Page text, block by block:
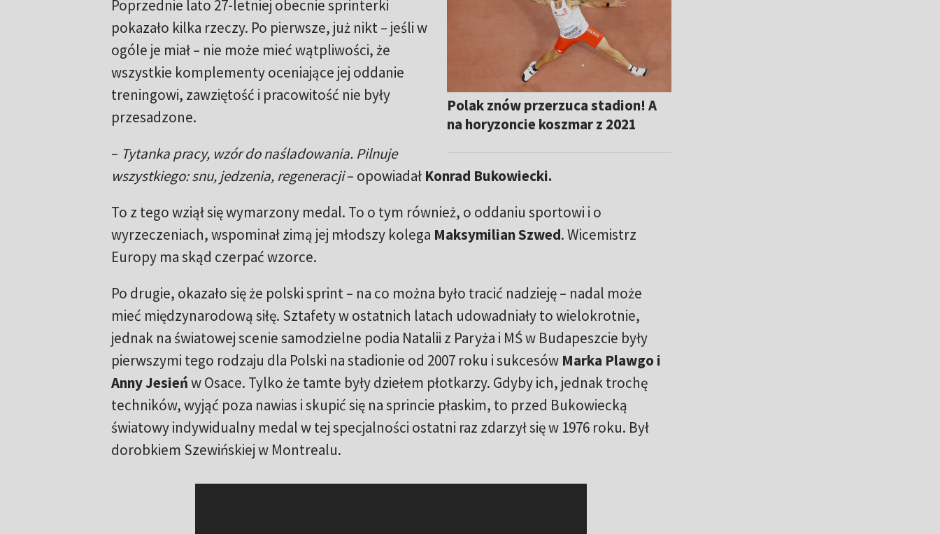
Polak znów przerzuca stadion! A
na horyzoncie koszmar z 2021
Poprzednie lato 27-letniej obecnie sprinterki
pokazało kilka rzeczy. Po pierwsze, już nikt – jeśli w
ogóle je miał – nie może mieć wątpliwości, że
wszystkie komplementy oceniające jej oddanie
treningowi, zawziętość i pracowitość nie były
przesadzone.
– Tytanka pracy, wzór do naśladowania. Pilnuje
wszystkiego: snu, jedzenia, regeneracji– opowiadał Konrad Bukowiecki.
To z tego wziął się wymarzony medal. To o tym również, o oddaniu sportowi i o
wyrzeczeniach, wspominał zimą jej młodszy kolega Maksymilian Szwed. Wicemistrz
Europy ma skąd czerpać wzorce.
Po drugie, okazało się że polski sprint – na co można było tracić nadzieję – nadal może
mieć międzynarodową siłę. Sztafety w ostatnich latach udowadniały to wielokrotnie,
jednak na światowej scenie samodzielne podia Natalii z Paryża i MŚ w Budapeszcie były
pierwszymi tego rodzaju dla Polski na stadionie od 2007 roku i sukcesów Marka Plawgo i
Anny Jesieńw Osace. Tylko że tamte były dziełem płotkarzy. Gdyby ich, jednak trochę
techników, wyjąć poza nawias i skupić się na sprincie płaskim, to przed Bukowiecką
światowy indywidualny medal w tej specjalności ostatni raz zdarzył się w 1976 roku. Był
dorobkiem Szewińskiej w Montrealu.